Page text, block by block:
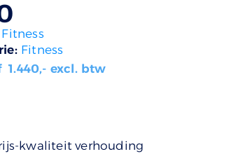
Fitness
Fitness
1.440,- excl. btw
kwaliteit verhouding